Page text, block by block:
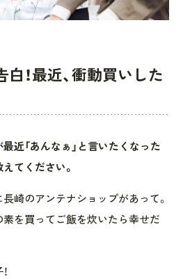
！最近、衝動買いした
近「あんなぁ」と言いたくなった
てください。
崎のアンテナショップがあって。
素を買ってご飯を炊いたら幸せだ